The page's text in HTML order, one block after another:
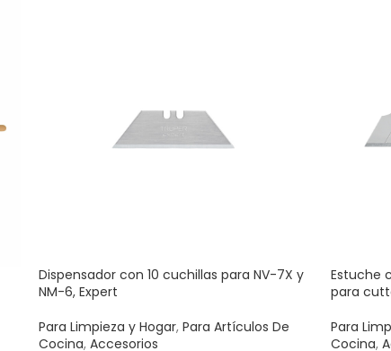
Dispensador con 10 cuchillas para NV-7X y
NM-6, Expert
Para Limpieza y Hogar, Para Artículos De
Cocina, Accesorios
Estuche
para
Para
Cocina,